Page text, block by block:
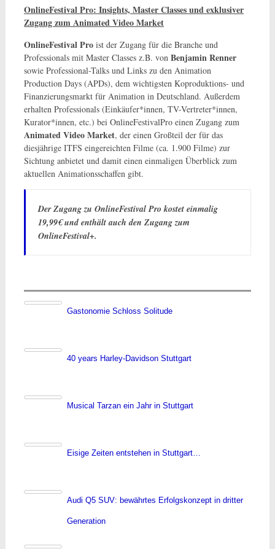
OnlineFestival Pro: Insights, Master Classes und exklusiver
Zugang zum Animated Video Market
OnlineFestival Proist der Zugang für die Branche und
Professionals mit Master Classes z.B. von Benjamin Renner
sowie Professional-Talks und Links zu den Animation
Production Days (APDs), dem wichtigsten Koproduktions- und
Finanzierungsmarkt für Animation in Deutschland. Außerdem
erhalten Professionals (Einkäufer*innen, TV-Vertreter*innen,
Kurator*innen, etc.) bei OnlineFestivalPro einen Zugang zum
Animated Video Market, der einen Großteil der für das
diesjährige ITFS eingereichten Filme (ca. 1.900 Filme) zur
Sichtung anbietet und damit einen einmaligen Überblick zum
aktuellen Animationsschaffen gibt.
Der Zugang zu OnlineFestival Pro kostet einmalig
19,99€ und enthält auch den Zugang zum
OnlineFestival+.
Gastonomie Schloss Solitude
40 years Harley-Davidson Stuttgart
Musical Tarzan ein Jahr in Stuttgart
Eisige Zeiten entstehen in Stuttgart…
Audi Q5 SUV: bewährtes Erfolgskonzept in dritter
Generation